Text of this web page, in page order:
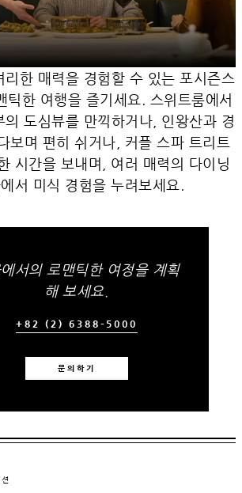
리한 매력을 경험할 수 있는 포시즌스
틱한 여행을 즐기세요. 스위트룸에서
의 도심뷰를 만끽하거나, 인왕산과 경
보며 편히 쉬거나, 커플 스파 트리트
시간을 보내며, 여러 매력의 다이닝
서 미식 경험을 누려보세요.
서의 로맨틱한 여정을 계획
해 보세요.
+82 (2) 6388-5000
문의하기